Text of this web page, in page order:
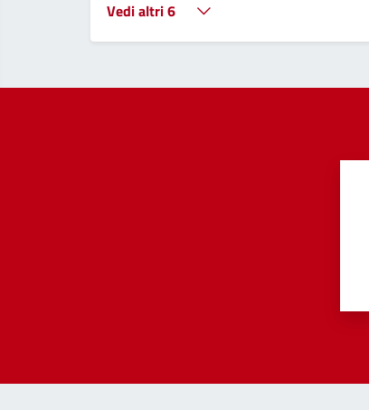
Vedi altri 6